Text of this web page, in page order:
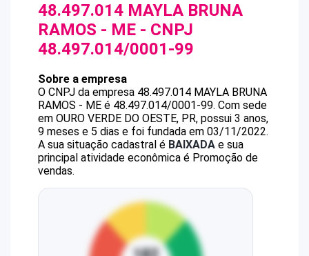
48.497.014 MAYLA BRUNA
RAMOS - ME - CNPJ
48.497.014/0001-99
Sobre a empresa
O CNPJ da empresa 48.497.014 MAYLA BRUNA
RAMOS - ME é 48.497.014/0001-99. Com sede
em OURO VERDE DO OESTE, PR, possui 3 anos,
9 meses e 5 dias e foi fundada em 03/11/2022.
A sua situação cadastral é BAIXADA e sua
principal atividade econômica é Promoção de
vendas.